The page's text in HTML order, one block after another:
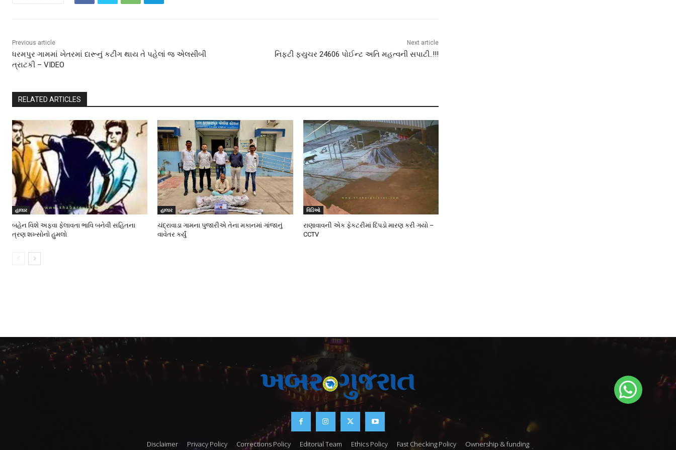
Previous article
ધરમપુર ગામમાં ખેતરમાં દારૂનું કટીંગ થાય તે પહેલાં જ એલસીબી
ત્રાટકી – VIDEO
Next article
નિફટી ફ્યુચર 24606 પોઈન્ટ અતિ મહત્વની સપાટી..!!!
RELATED ARTICLES
હાલાર
બહેન વિશે અફવા ફેલાવતા ભાવિ બનેવી સહિતના
ત્રણ શખ્સોનો હુમલો
હાલાર
ચંદ્રાવાડા ગામના પુજારીએ તેના મકાનમાં ગાંજાનું
વાવેતર કર્યું
વિડિઓ
રાણાવાવની એક ફેકટરીમાં દિપડો મારણ કરી ગયો –
CCTV
Disclaimer Privacy Policy Corrections Policy Editorial Team Ethics Policy Fast Checking Policy Ownership & funding